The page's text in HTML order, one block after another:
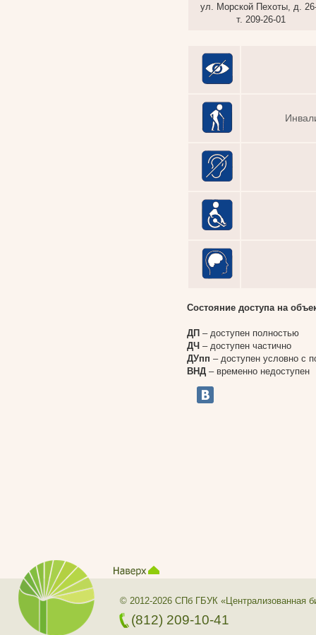
ул. Морской Пехоты, д.
т. 209-26-01
Состояние доступа на
ДП – доступен полностью
ДЧ – доступен частично
ДУпп – доступен условно с
ВНД – временно недоступен
© 2012-2026 СПб ГБУК «Централизованная
(812) 209-10-41